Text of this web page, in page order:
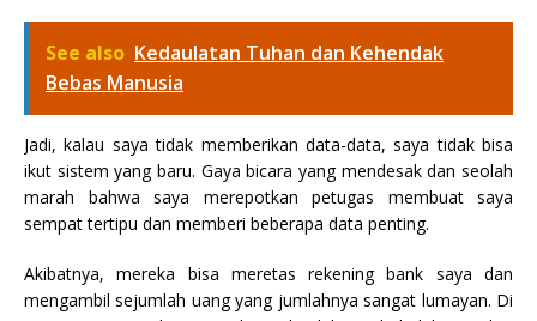
See also Kedaulatan Tuhan dan Kehendak
Bebas Manusia
Jadi, kalau saya tidak memberikan data-data, saya tidak bisa
ikut sistem yang baru. Gaya bicara yang mendesak dan seolah
marah bahwa saya merepotkan petugas membuat saya
sempat tertipu dan memberi beberapa data penting.
Akibatnya, mereka bisa meretas rekening bank saya dan
mengambil sejumlah uang yang jumlahnya sangat lumayan. Di